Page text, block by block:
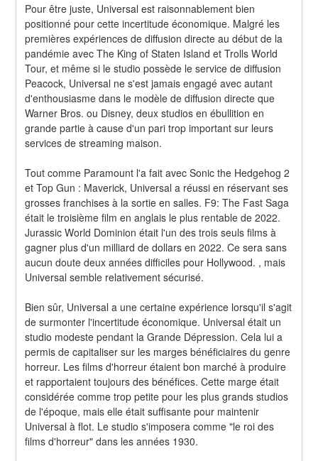
Pour être juste, Universal est raisonnablement bien
positionné pour cette incertitude économique. Malgré les
premières expériences de diffusion directe au début de la
pandémie avec The King of Staten Island et Trolls World
Tour, et même si le studio possède le service de diffusion
Peacock, Universal ne s'est jamais engagé avec autant
d'enthousiasme dans le modèle de diffusion directe que
Warner Bros. ou Disney, deux studios en ébullition en
grande partie à cause d'un pari trop important sur leurs
services de streaming maison.
Tout comme Paramount l'a fait avec Sonic the Hedgehog 2
et Top Gun : Maverick, Universal a réussi en réservant ses
grosses franchises à la sortie en salles. F9: The Fast Saga
était le troisième film en anglais le plus rentable de 2022.
Jurassic World Dominion était l'un des trois seuls films à
gagner plus d'un milliard de dollars en 2022. Ce sera sans
aucun doute deux années difficiles pour Hollywood. , mais
Universal semble relativement sécurisé.
Bien sûr, Universal a une certaine expérience lorsqu'il s'agit
de surmonter l'incertitude économique. Universal était un
studio modeste pendant la Grande Dépression. Cela lui a
permis de capitaliser sur les marges bénéficiaires du genre
horreur. Les films d'horreur étaient bon marché à produire
et rapportaient toujours des bénéfices. Cette marge était
considérée comme trop petite pour les plus grands studios
de l'époque, mais elle était suffisante pour maintenir
Universal à flot. Le studio s'imposera comme "le roi des
films d'horreur" dans les années 1930.